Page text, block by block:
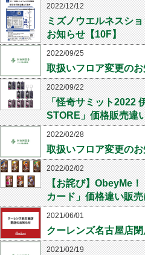
2022/12/12
ミズノウエルネスシ
お知らせ【10F】
2022/09/25
取扱いフロア変更の
2022/09/22
「怪奇サミット2022
STORE」価格販売違
2022/02/28
取扱いフロア変更の
2022/02/02
【お詫び】ObeyMe
カード」価格違い販
2021/06/01
クーレンズ名古屋店閉
2021/02/19